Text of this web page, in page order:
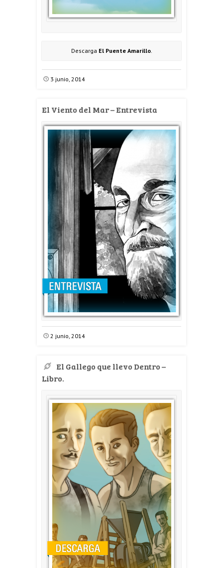
Descarga El Puente Amarillo.
3 junio, 2014
El Viento del Mar – Entrevista
2 junio, 2014
El Gallego que llevo Dentro –
Libro.